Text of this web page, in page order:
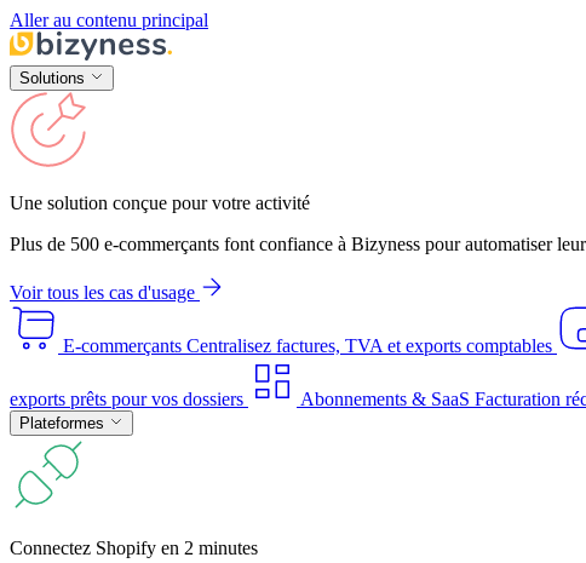
Aller au contenu principal
Solutions
Une solution conçue pour votre activité
Plus de 500 e-commerçants font confiance à Bizyness pour automatiser
Voir tous les cas d'usage
E-commerçants Centralisez factures, TVA et exports comptables
exports prêts pour vos dossiers Abonnements & SaaS Facturation
Plateformes
Connectez Shopify en 2 minutes